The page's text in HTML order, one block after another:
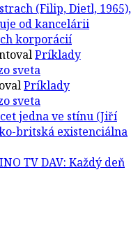
(Filip, Dietl, 1965),
od kancelárii
korporácií
Príklady
sveta
Príklady
sveta
jedna ve stínu (Jiří
britská existenciálna
TV DAV: Každý deň